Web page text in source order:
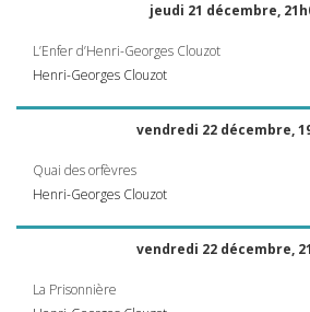
jeudi 21 décembre,
L’Enfer d’Henri-Georges Clouzot
Henri-Georges Clouzot
vendredi 22 décembre,
Quai des orfèvres
Henri-Georges Clouzot
vendredi 22 décembre,
La Prisonnière